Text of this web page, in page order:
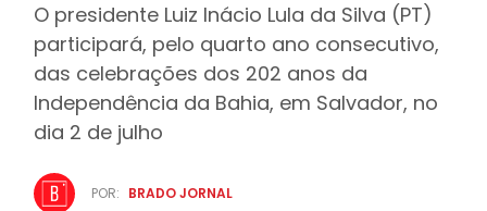
O presidente Luiz Inácio Lula da Silva (PT)
participará, pelo quarto ano consecutivo,
das celebrações dos 202 anos da
Independência da Bahia, em Salvador, no
dia 2 de julho
POR: BRADO JORNAL